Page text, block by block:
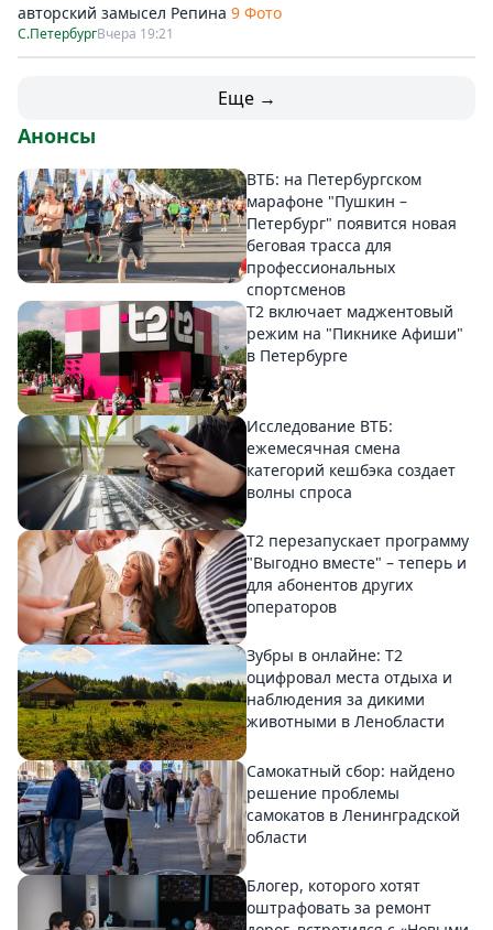
авторский замысел Репина 9 Фото
С.ПетербургВчера 19:21
Еще →
Анонсы
ВТБ: на Петербургском
марафоне "Пушкин –
Петербург" появится новая
беговая трасса для
профессиональных
спортсменов
Т2 включает маджентовый
режим на "Пикнике Афиши"
в Петербурге
Исследование ВТБ:
ежемесячная смена
категорий кешбэка создает
волны спроса
Т2 перезапускает программу
"Выгодно вместе" – теперь и
для абонентов других
операторов
Зубры в онлайне: Т2
оцифровал места отдыха и
наблюдения за дикими
животными в Ленобласти
Самокатный сбор: найдено
решение проблемы
самокатов в Ленинградской
области
Блогер, которого хотят
оштрафовать за ремонт